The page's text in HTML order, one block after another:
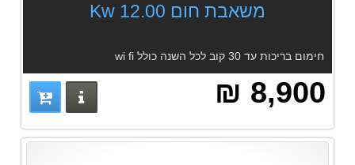
משאבת חום 12.00 Kw
חימום בריכות עד 30 קוב לכל השנה כולל wi fi
8,900 ₪ פרטים